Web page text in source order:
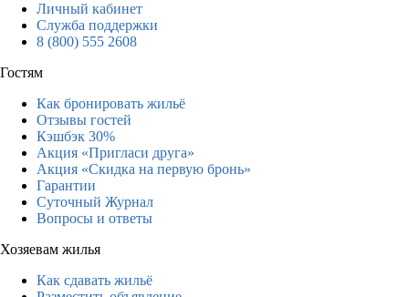
Личный кабинет
Служба поддержки
8 (800) 555 2608
Гостям
Как бронировать жильё
Отзывы гостей
Кэшбэк 30%
Акция «Пригласи друга»
Акция «Скидка на первую бронь»
Гарантии
Суточный Журнал
Вопросы и ответы
Хозяевам жилья
Как сдавать жильё